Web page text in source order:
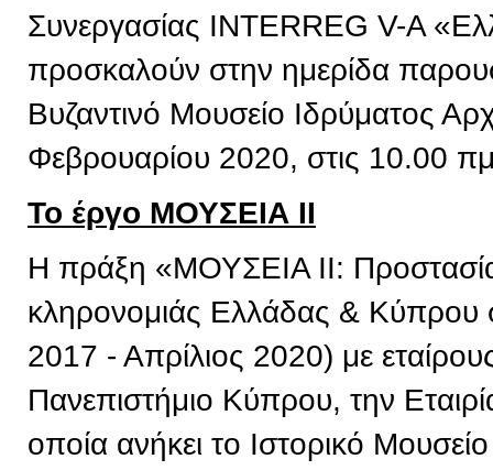
Συνεργασίας INTERREG V-A
προσκαλούν στην ημερίδα
Βυζαντινό Μουσείο Ιδρύματος
Φεβρουαρίου 2020, στις 10.00
Το έργο ΜΟΥΣΕΙΑ ΙΙ
Η πράξη «ΜΟΥΣΕΙΑ ΙΙ: Προστασία
κληρονομιάς Ελλάδας & Κύπρου
2017 - Απρίλιος 2020) με
Πανεπιστήμιο Κύπρου, την
οποία ανήκει το Ιστορικό